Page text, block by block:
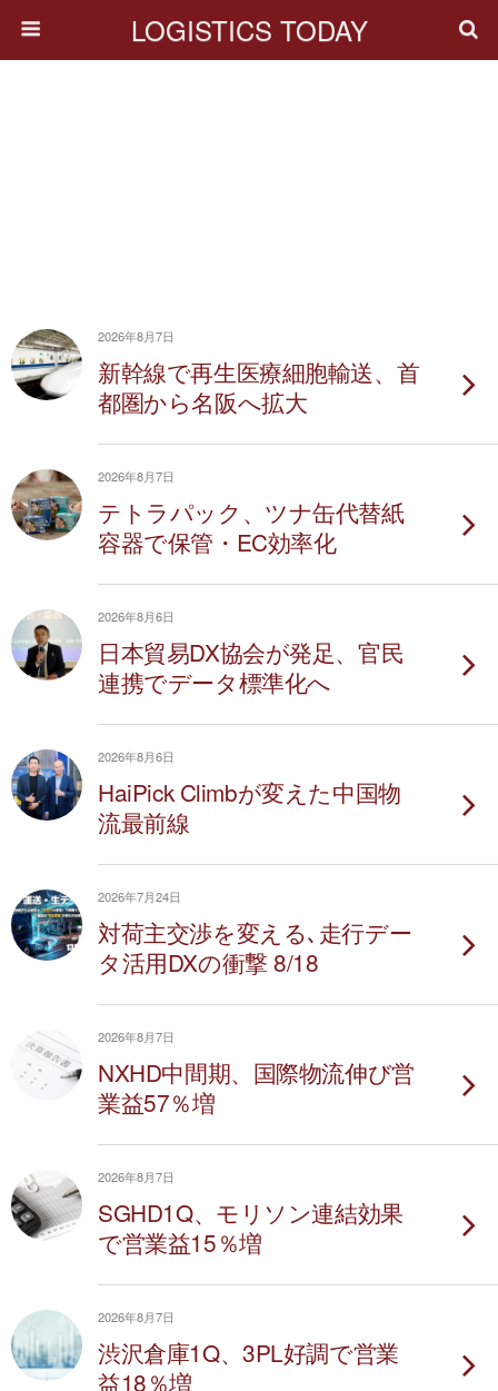
LOGISTICS TODAY
2026年8月7日
新幹線で再生医療細胞輸送、首
都圏から名阪へ拡大
2026年8月7日
テトラパック、ツナ缶代替紙
容器で保管・EC効率化
2026年8月6日
日本貿易DX協会が発足、官民
連携でデータ標準化へ
2026年8月6日
HaiPick Climbが変えた中国物
流最前線
2026年7月24日
対荷主交渉を変える､走行デー
タ活用DXの衝撃 8/18
2026年8月7日
NXHD中間期、国際物流伸び営
業益57％増
2026年8月7日
SGHD1Q、モリソン連結効果
で営業益15％増
2026年8月7日
渋沢倉庫1Q、3PL好調で営業
益18％増